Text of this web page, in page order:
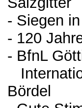
- Siegen
- 120
- BfnL
Bördel